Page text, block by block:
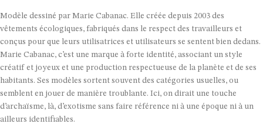
Modèle dessiné par Marie Cabanac. Elle créée depuis 2003 des
vêtements écologiques, fabriqués dans le respect des travailleurs et
conçus pour que leurs utilisatrices et utilisateurs se sentent bien dedans.
Marie Cabanac, c’est une marque à forte identité, associant un style
créatif et joyeux et une production respectueuse de la planète et de ses
habitants. Ses modèles sortent souvent des catégories usuelles, ou
semblent en jouer de manière troublante. Ici, on dirait une touche
d’archaïsme, là, d’exotisme sans faire référence ni à une époque ni à un
ailleurs identifiables.